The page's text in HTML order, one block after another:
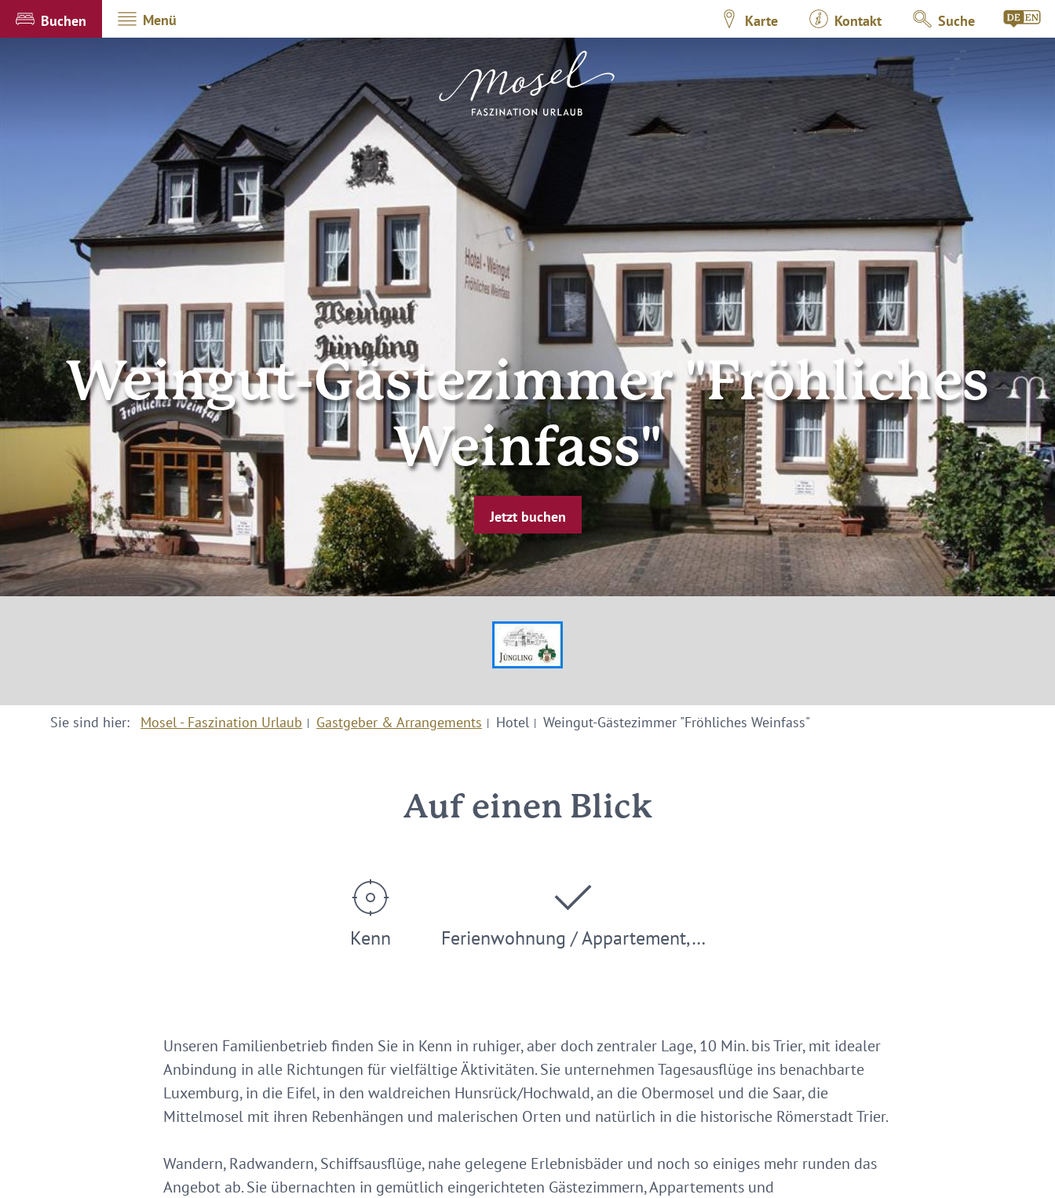
Buchen Menü Karte Kontakt Suche
Weingut-Gästezimmer "Fröhliches
Weinfass"
Jetzt buchen
Sie sind hier: Mosel - Faszination Urlaub Gastgeber & Arrangements Hotel Weingut-Gästezimmer "Fröhliches Weinfass"
Auf einen Blick
Kenn Ferienwohnung / Appartement,…
Unseren Familienbetrieb finden Sie in Kenn in ruhiger, aber doch zentraler Lage, 10 Min. bis Trier, mit idealer
Anbindung in alle Richtungen für vielfältige Äktivitäten. Sie unternehmen Tagesausflüge ins benachbarte
Luxemburg, in die Eifel, in den waldreichen Hunsrück/Hochwald, an die Obermosel und die Saar, die
Mittelmosel mit ihren Rebenhängen und malerischen Orten und natürlich in die historische Römerstadt Trier.
Wandern, Radwandern, Schiffsausflüge, nahe gelegene Erlebnisbäder und noch so einiges mehr runden das
Angebot ab. Sie übernachten in gemütlich eingerichteten Gästezimmern, Appartements und